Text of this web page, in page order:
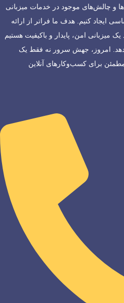
و چالش‌های موجود در خدمات میزبانی
ایجاد کنیم. هدف ما فراتر از ارائه
میزبانی امن، پایدار و باکیفیت هستیم
دهد. امروز، جهش سرور نه فقط یک
برای کسب‌وکارهای آنلاین